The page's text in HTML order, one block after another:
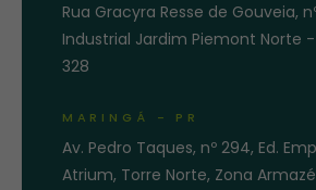
Rua Gracyra Resse de Gouveia,
Industrial Jardim Piemont Norte -
328
MARINGÁ - PR
Av. Pedro Taques, nº 294, Ed.
Atrium, Torre Norte, Zona